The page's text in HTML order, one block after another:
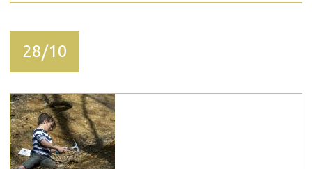
28/10